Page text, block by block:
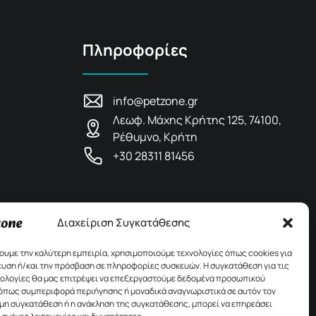
Διαχείριση Συγκατάθεσης
την καλύτερη εμπειρία, χρησιμοποιούμε τεχνολογίες όπως cookies για
ή/και την πρόσβαση σε πληροφορίες συσκευών. Η συγκατάθεση για τις
θα μας επιτρέψει να επεξεργαστούμε δεδομένα προσωπικού
συμπεριφορά περιήγησης ή μοναδικά αναγνωριστικά σε αυτόν τον
συγκατάθεση ή η ανάκληση της συγκατάθεσης, μπορεί να επηρεάσει
Πληροφορίες
info@petzone.gr
Λεωφ. Μάχης Κρήτης 125, 74100,
Ρέθυμνο, Κρήτη
+30 28311 81456